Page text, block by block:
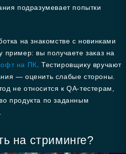
подразумевает попытки
на знакомстве с новинками
пример: вы получаете заказ на
на ПК . Тестировщику вручают
— оценить слабые стороны.
не относится к QA-тестерам,
продукта по заданным
на стриминге?